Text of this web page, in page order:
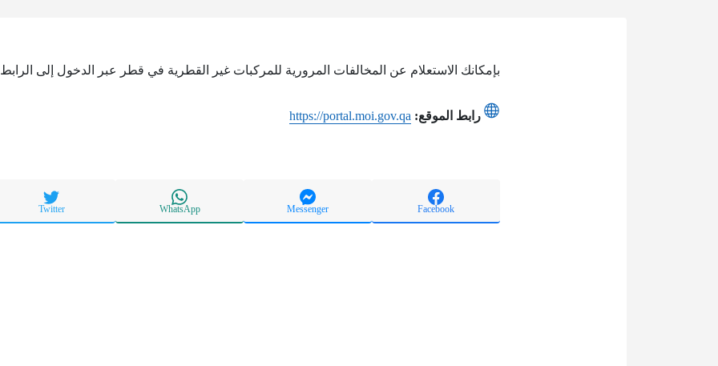
بإمكانك الاستعلام عن المخالفات المرورية للمركبات غير القطرية في قطر عبر الدخول إلى الرابط
رابط الموقع: https://portal.moi.gov.qa
Facebook
Messenger
WhatsApp
Twitter